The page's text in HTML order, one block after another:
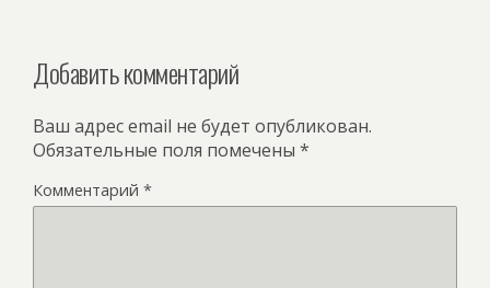
Добавить комментарий
Ваш адрес email не будет опубликован.
Обязательные поля помечены *
Комментарий *